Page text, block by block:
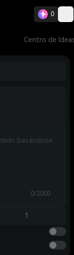
0
Centro de
0/2000
1